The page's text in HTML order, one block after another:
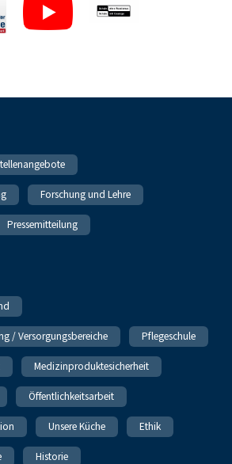
Forschung und Lehre
Pressemitteilung
/ Versorgungsbereiche Pflegeschule
Medizinproduktesicherheit
Öffentlichkeitsarbeit
Unsere Küche Ethik
Historie